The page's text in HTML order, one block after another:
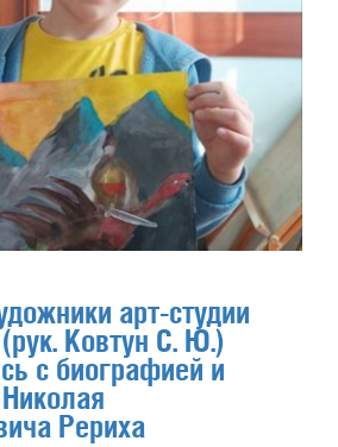
арт-студии
Ковтун С. Ю.)
с биографией и
Рериха